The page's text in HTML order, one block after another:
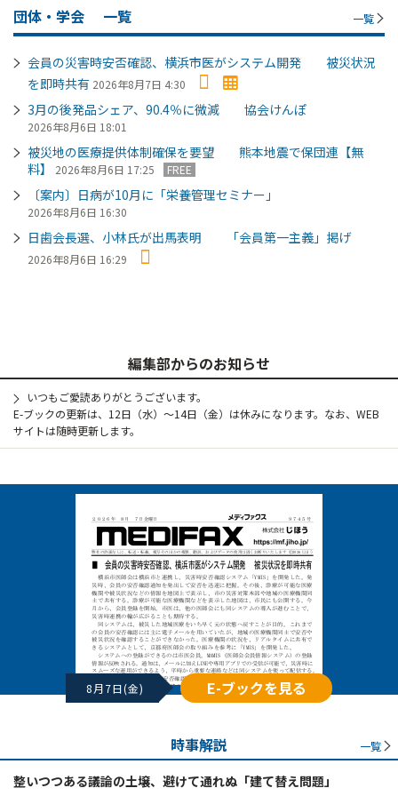
団体・学会 一覧 一覧
会員の災害時安否確認、横浜市医がシステム開発 被災状況
を即時共有 2026年8月7日 4:30
3月の後発品シェア、90.4％に微減 協会けんぽ
2026年8月6日 18:01
被災地の医療提供体制確保を要望 熊本地震で保団連【無
料】
2026年8月6日 17:25 FREE
〔案内〕日病が10月に「栄養管理セミナー」
2026年8月6日 16:30
日歯会長選、小林氏が出馬表明 「会員第一主義」掲げ
2026年8月6日 16:29
編集部からのお知らせ
いつもご愛読ありがとうございます。
E-ブックの更新は、12日（水）～14日（金）は休みになります。なお、WEB
サイトは随時更新します。
8月7日(金) E-ブックを見る
時事解説 一覧
整いつつある議論の土壌、避けて通れぬ「建て替え問題」